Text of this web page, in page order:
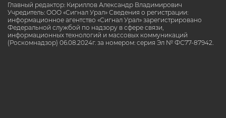
Главный редактор: Кириллов Александр Владимирович
Учредитель: ООО «Сигнал Урал» Сведения о регистрации:
информационное агентство «Сигнал Урал» зарегистрировано
Федеральной службой по надзору в сфере связи,
информационных технологий и массовых коммуникаций
(Роскомнадзор) 06.08.2024г. за номером: серия Эл № ФС77-87942.